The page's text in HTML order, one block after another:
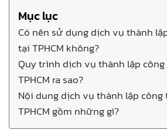
Mục lục
Có nên sử dụng dịch vụ thành
tại TPHCM không?
Quy trình dịch vụ thành lập
TPHCM ra sao?
Nội dung dịch vụ thành lập
TPHCM gồm những gì?